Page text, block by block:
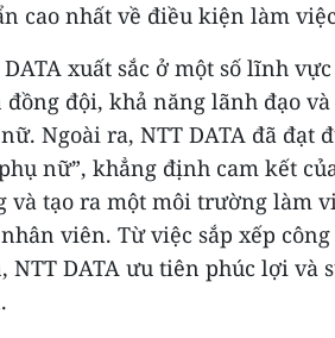
cao nhất về điều kiện làm
DATA xuất sắc ở một số lĩnh
đồng đội, khả năng lãnh đạo
Ngoài ra, NTT DATA đã đạt
nữ”, khẳng định cam kết
và tạo ra một môi trường làm
viên. Từ việc sắp xếp
NTT DATA ưu tiên phúc lợi và